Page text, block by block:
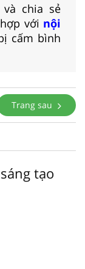
chia sẻ
với nội
cấm bình
Trang sau
tạo